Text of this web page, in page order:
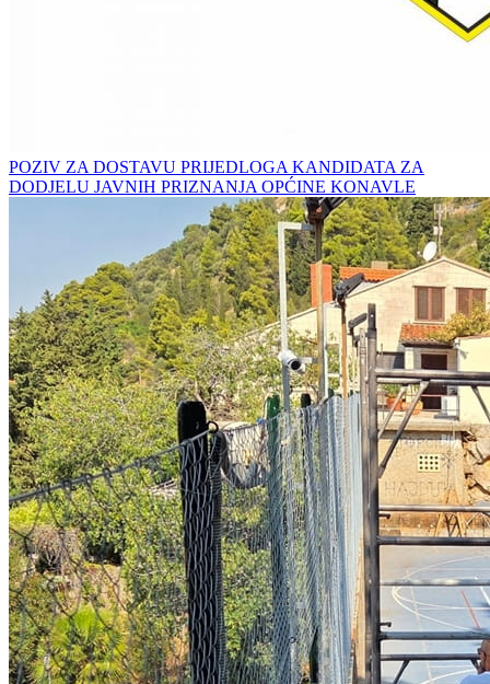
POZIV ZA DOSTAVU PRIJEDLOGA KANDIDATA ZA
DODJELU JAVNIH PRIZNANJA OPĆINE KONAVLE